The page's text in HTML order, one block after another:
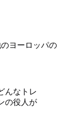
ヨーロッパの
んなトレ
の役人が